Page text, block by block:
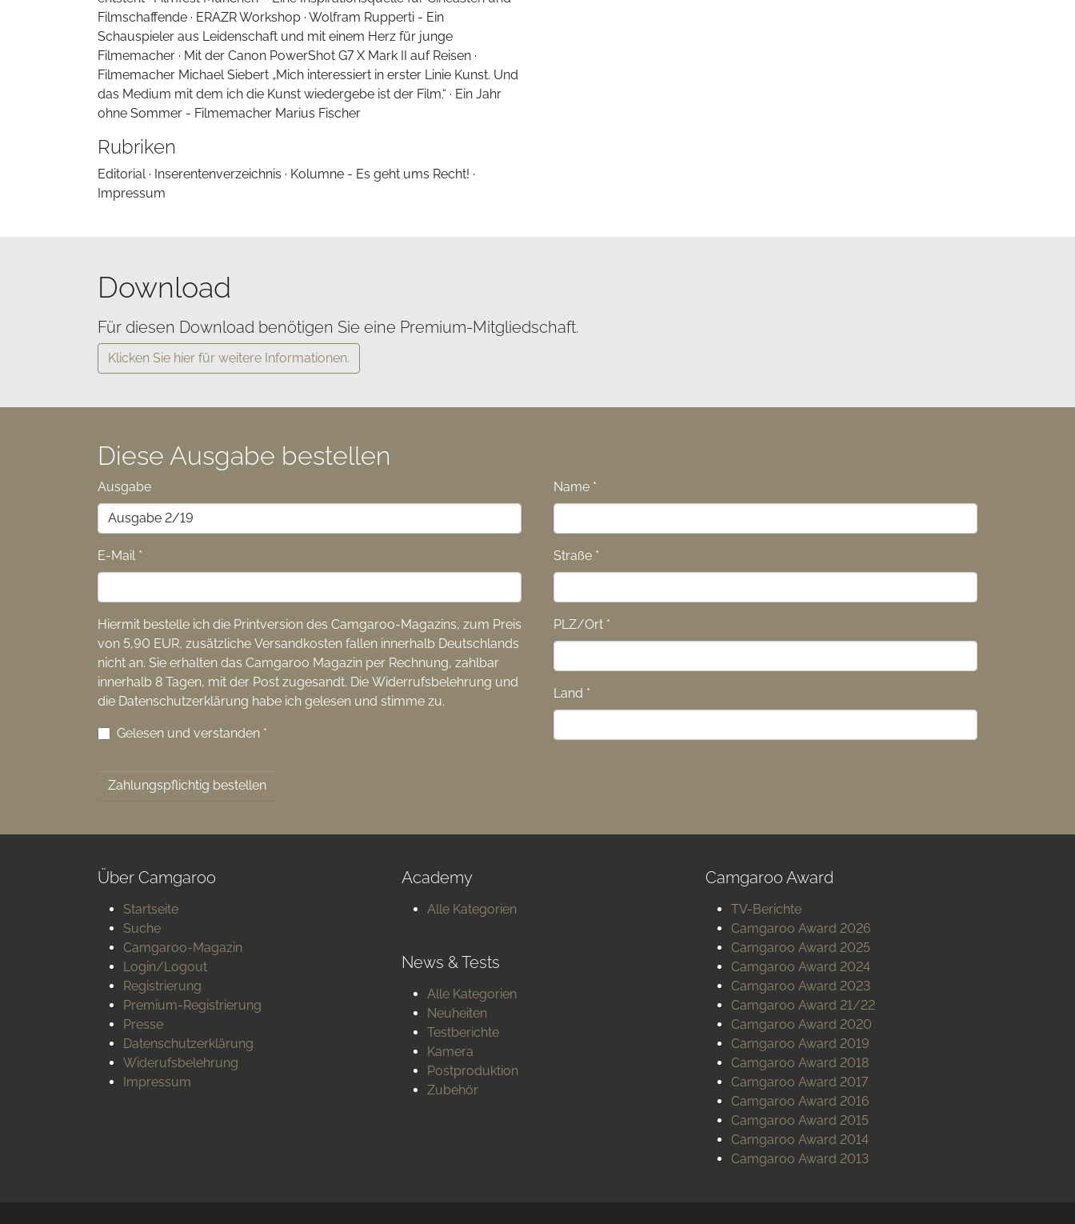
Filmschaffende · ERAZR Workshop · Wolfram Rupperti - Ein
Schauspieler aus Leidenschaft und mit einem Herz für junge
Filmemacher · Mit der Canon PowerShot G7 X Mark II auf Reisen ·
Filmemacher Michael Siebert „Mich interessiert in erster Linie Kunst. Und
das Medium mit dem ich die Kunst wiedergebe ist der Film.“ · Ein Jahr
ohne Sommer - Filmemacher Marius Fischer
Rubriken
Editorial · Inserentenverzeichnis · Kolumne - Es geht ums Recht! ·
Impressum
Download
Für diesen Download benötigen Sie eine Premium-Mitgliedschaft.
Klicken Sie hier für weitere Informationen.
Diese Ausgabe bestellen
Ausgabe
E-Mail *
Hiermit bestelle ich die Printversion des Camgaroo-Magazins, zum Preis
von 5,90 EUR, zusätzliche Versandkosten fallen innerhalb Deutschlands
nicht an. Sie erhalten das Camgaroo Magazin per Rechnung, zahlbar
innerhalb 8 Tagen, mit der Post zugesandt. Die Widerrufsbelehrung und
die Datenschutzerklärung habe ich gelesen und stimme zu.
Gelesen und verstanden *
Name *
Straße *
PLZ/Ort *
Land *
Zahlungspflichtig bestellen
Über Camgaroo
Startseite
Suche
Camgaroo-Magazin
Login/Logout
Registrierung
Premium-Registrierung
Presse
Datenschutzerklärung
Widerufsbelehrung
Impressum
Academy
Alle Kategorien
News & Tests
Alle Kategorien
Neuheiten
Testberichte
Kamera
Postproduktion
Zubehör
Camgaroo Award
TV-Berichte
Camgaroo Award 2026
Camgaroo Award 2025
Camgaroo Award 2024
Camgaroo Award 2023
Camgaroo Award 21/22
Camgaroo Award 2020
Camgaroo Award 2019
Camgaroo Award 2018
Camgaroo Award 2017
Camgaroo Award 2016
Camgaroo Award 2015
Camgaroo Award 2014
Camgaroo Award 2013